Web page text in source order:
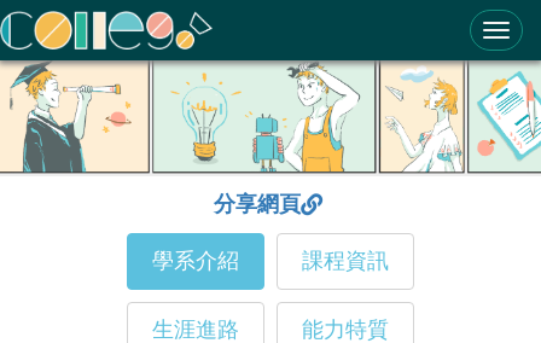
ColleGo! 大學選才與高中育才輔助系統
分享網頁
學系介紹 課程資訊
生涯進路 能力特質